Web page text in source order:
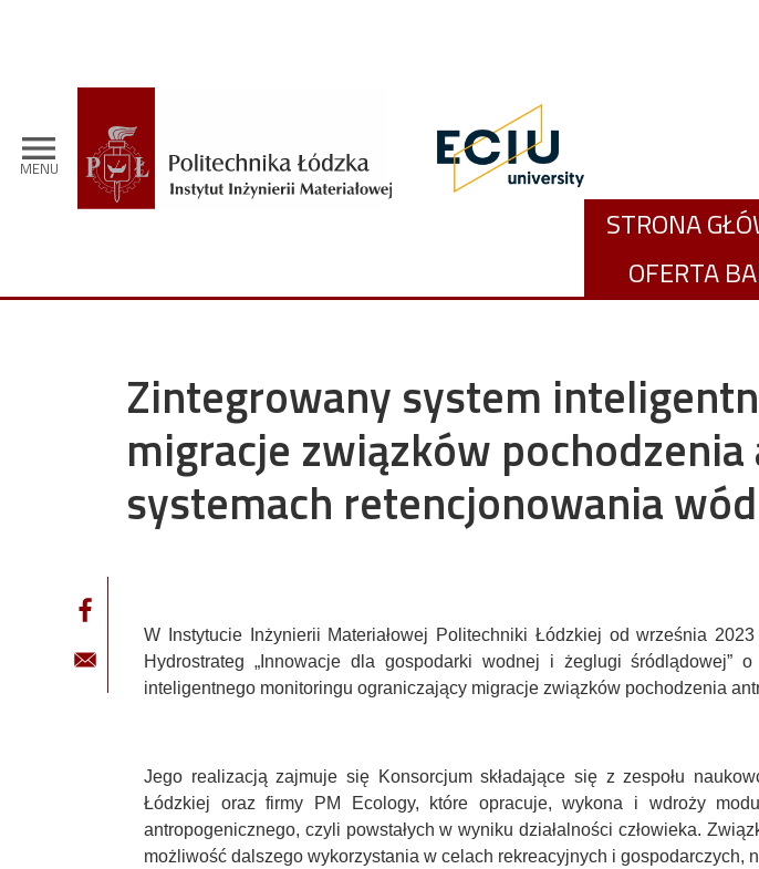
menu
MENU
GŁÓWNA
STRONA
OFERTA
Zintegrowany system
migracje związków
systemach retencjonowania
W Instytucie Inżynierii Materiałowej Politechniki Łódzkiej od września
Hydrostrateg „Innowacje dla gospodarki wodnej i żeglugi śródlądowej”
inteligentnego monitoringu ograniczający migracje związków pochodzenia
Jego realizacją zajmuje się Konsorcjum składające się z zespołu
Łódzkiej oraz firmy PM Ecology, które opracuje, wykona i wdroży
antropogenicznego, czyli powstałych w wyniku działalności człowieka.
możliwość dalszego wykorzystania w celach rekreacyjnych i gospodarczych,